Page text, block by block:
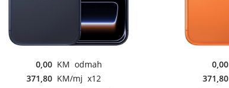
0,00 KM odmah
371,80 KM/mj x12
0,00
371,80